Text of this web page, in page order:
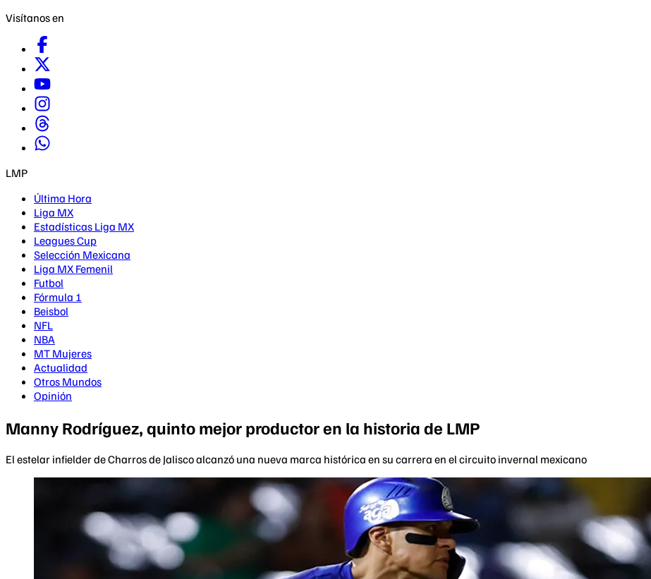
Visítanos en
LMP
Última Hora
Liga MX
Estadísticas Liga MX
Leagues Cup
Selección Mexicana
Liga MX Femenil
Futbol
Fórmula 1
Beisbol
NFL
NBA
MT Mujeres
Actualidad
Otros Mundos
Opinión
Manny Rodríguez, quinto mejor productor en la historia de LMP
El estelar infielder de Charros de Jalisco alcanzó una nueva marca histórica en su carrera en el circuito invernal mexicano